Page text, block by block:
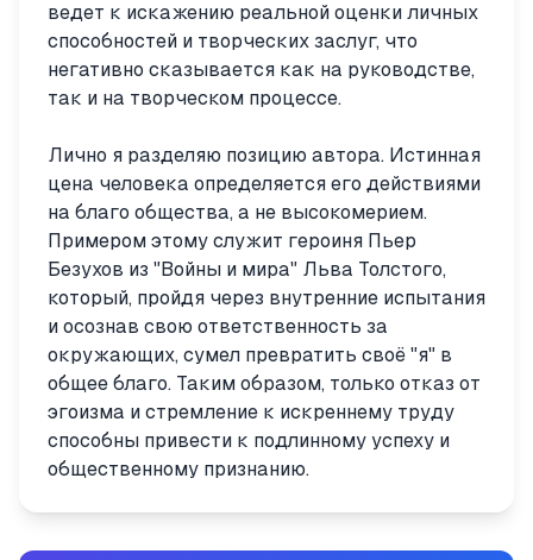
ведет к искажению реальной оценки личных
способностей и творческих заслуг, что
негативно сказывается как на руководстве,
так и на творческом процессе.
Лично я разделяю позицию автора. Истинная
цена человека определяется его действиями
на благо общества, а не высокомерием.
Примером этому служит героиня Пьер
Безухов из "Войны и мира" Льва Толстого,
который, пройдя через внутренние испытания
и осознав свою ответственность за
окружающих, сумел превратить своё "я" в
общее благо. Таким образом, только отказ от
эгоизма и стремление к искреннему труду
способны привести к подлинному успеху и
общественному признанию.